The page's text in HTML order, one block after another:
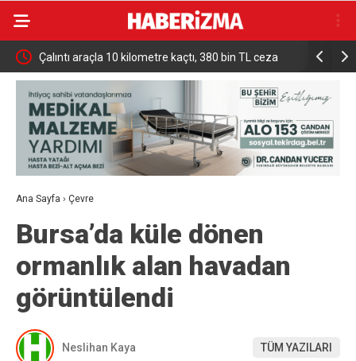
Çalıntı araçla 10 kilometre kaçtı, 380 bin TL ceza
yedi
Mekke
İddialara
Ana Sayfa › Çevre
Bursa’da küle dönen
ormanlık alan havadan
görüntülendi
Neslihan Kaya TÜM YAZILARI